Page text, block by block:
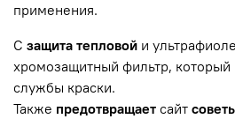
применения.
С защита тепловой и
хромозащитный фильтр, который
службы краски.
Также предотвращает сайт